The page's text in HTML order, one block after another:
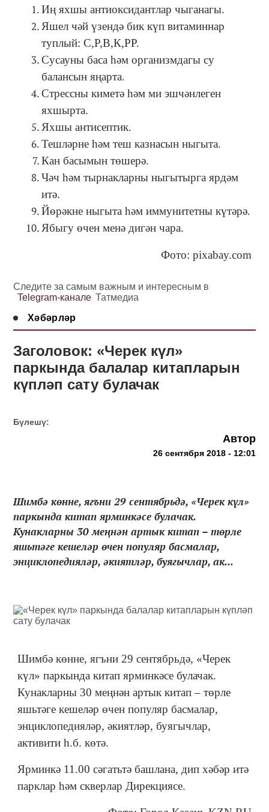
Иң яхшы антиоксидантлар чыганагы.
Яшел чәй үзендә бик күп витаминнар
туплый: С,Р,В,К,РР.
Сусауны баса һәм организмдагы су
балансын яңарта.
Стрессны киметә һәм ми эшчәнлеген
яхшырта.
Яхшы антисептик.
Тешләрне һәм теш казнасын ныгыта.
Кан басымын төшерә.
Чәч һәм тырнакларны ныгытырга ярдәм
итә.
Йөрәкне ныгыта һәм иммунитетны күтәрә.
Ябыгу өчен менә дигән чара.
Фото: pixabay.com
Следите за самым важным и интересным в
Telegram-канале Татмедиа
Хәбәрләр
Заголовок: «Черек күл»
паркында балалар китапларын
күпләп сату булачак
Бүлешү:
Автор
26 сентября 2018 - 12:01
Шимбә көнне, ягъни 29 сентябрьдә, «Черек күл»
паркында китап ярминкәсе булачак.
Кунакларны 30 меңнән артык китап – төрле
яшьтәге кешеләр өчен популяр басмалар,
энциклопедияләр, әкиятләр, буягычлар, ак...
Шимбә көнне, ягъни 29 сентябрьдә, «Черек
күл» паркында китап ярминкәсе булачак.
Кунакларны 30 меңнән артык китап – төрле
яшьтәге кешеләр өчен популяр басмалар,
энциклопедияләр, әкиятләр, буягычлар,
активити һ.б. көтә.
Ярминкә 11.00 сәгатьтә башлана, дип хәбәр итә
парклар һәм скверлар Дирекциясе.